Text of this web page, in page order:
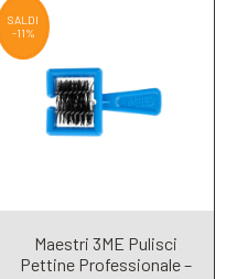
SALDI
-11%
Maestri 3ME Pulisci
Pettine Professionale –